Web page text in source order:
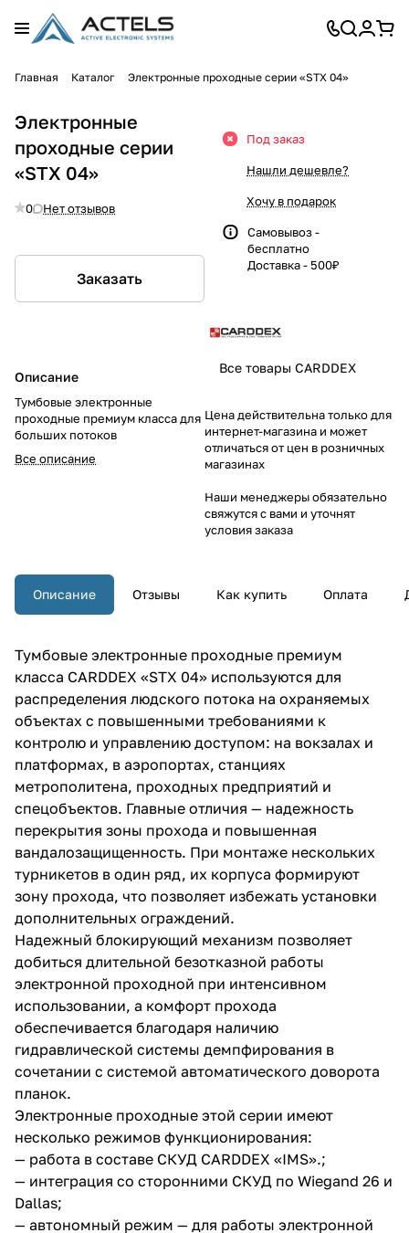
Главная Каталог Электронные проходные серии «STX 04»
Электронные
проходные серии
«STX 04»
0 Нет отзывов
Заказать
Описание
Тумбовые электронные
проходные премиум класса для
больших потоков
Все описание
Под заказ
Нашли дешевле?
Хочу в подарок
Самовывоз -
бесплатно
Доставка - 500₽
Все товары CARDDEX
Цена действительна только для
интернет-магазина и может
отличаться от цен в розничных
магазинах
Наши менеджеры обязательно
свяжутся с вами и уточнят
условия заказа
Описание Отзывы Как купить Оплата
Тумбовые электронные проходные премиум
класса CARDDEX «STX 04» используются для
распределения людского потока на охраняемых
объектах с повышенными требованиями к
контролю и управлению доступом: на вокзалах и
платформах, в аэропортах, станциях
метрополитена, проходных предприятий и
спецобъектов. Главные отличия — надежность
перекрытия зоны прохода и повышенная
вандалозащищенность. При монтаже нескольких
турникетов в один ряд, их корпуса формируют
зону прохода, что позволяет избежать установки
дополнительных ограждений.
Надежный блокирующий механизм позволяет
добиться длительной безотказной работы
электронной проходной при интенсивном
использовании, а комфорт прохода
обеспечивается благодаря наличию
гидравлической системы демпфирования в
сочетании с системой автоматического доворота
планок.
Электронные проходные этой серии имеют
несколько режимов функционирования:
— работа в составе СКУД CARDDEX «IMS».;
— интеграция со сторонними СКУД по Wiegand 26 и
Dallas;
— автономный режим — для работы электронной